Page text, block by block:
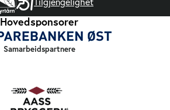
Hovedsponsorer
Samarbeidspartnere